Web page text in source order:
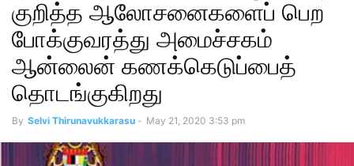
குறித்த ஆலோசனைகளைப் பெற
போக்குவரத்து அமைச்சகம்
ஆன்லைன் கணக்கெடுப்பைத்
தொடங்குகிறது
By Selvi Thirunavukkarasu - May 21, 2020 3:53 pm